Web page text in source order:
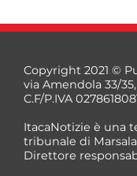
Copyright 2021 ©
via Amendola 33/
C.F/P.IVA
ItacaNotizie è una
tribunale di Marsala
Direttore